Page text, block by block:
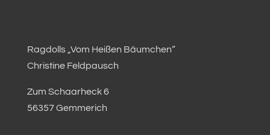
Ragdolls „Vom Heißen Bäumchen“
Christine Feldpausch
Zum Schaarheck 6
56357 Gemmerich